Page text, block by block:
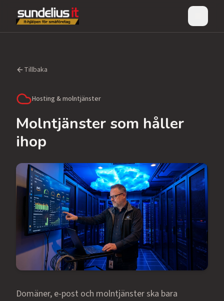
Meny
Tillbaka
Hosting & molntjänster
Molntjänster som håller
ihop
Domäner, e-post och molntjänster ska bara